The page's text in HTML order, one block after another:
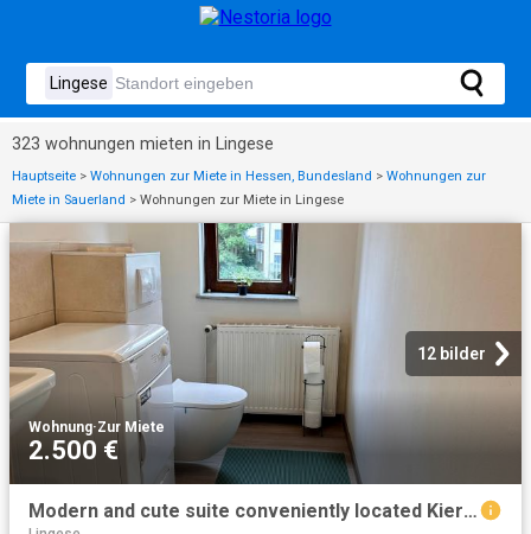
323 wohnungen mieten in Lingese
Hauptseite > Wohnungen zur Miete in Hessen, Bundesland > Wohnungen zur
Miete in Sauerland > Wohnungen zur Miete in Lingese
12 bilder
Wohnung·Zur Miete
2.500 €
Modern and cute suite conveniently located Kierspe